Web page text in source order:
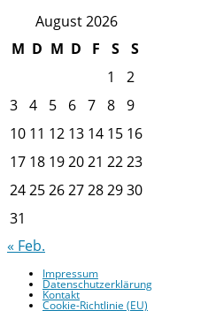
August 2026
M D M D F S
S
1
2
3 4 5 6 7 8 9
10 11 12 13 14 15 16
17 18 192021 2223
24252627282930
31
« Feb.
Impressum
Datenschutzerklärung
Kontakt
Cookie-Richtlinie (EU)